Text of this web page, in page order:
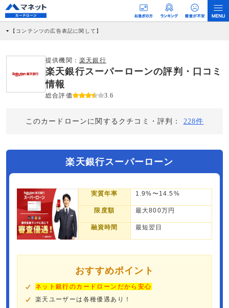
【コンテンツの広告表記に関して】
社に対して企業から紹介報酬が支払われるという収益モデルです。 ただし、特定の
商品を根拠なくPRするものではなく、当編集部の調査／ユーザーへの口コミ収集な
どに基づき、公平性を担保した情報提供を行っています。
提供機関： 楽天銀行
楽天銀行スーパーローンの評判・口コミ
情報
総合評価 3.6
このカードローンに関するクチコミ・評判： 228件
楽天銀行スーパーローン
実質年率 1.9%〜14.5%
限度額 最大800万円
融資時間 最短翌日
おすすめポイント
ネット銀行のカードローンだから安心
楽天ユーザーは各種優遇あり！